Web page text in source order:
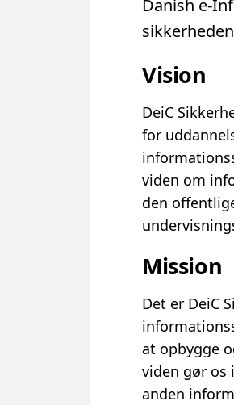
Danish e-
Vision
DeiC
for
viden om
den
Mission
Det er DeiC
at opbygge
viden gør os
anden